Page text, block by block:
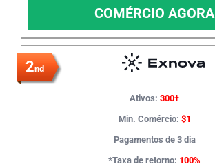
COMÉRCIO AGORA
2nd
Ativos: 300+
Min. Comércio: $1
Pagamentos de 3 dia
*Taxa de retorno: 100%